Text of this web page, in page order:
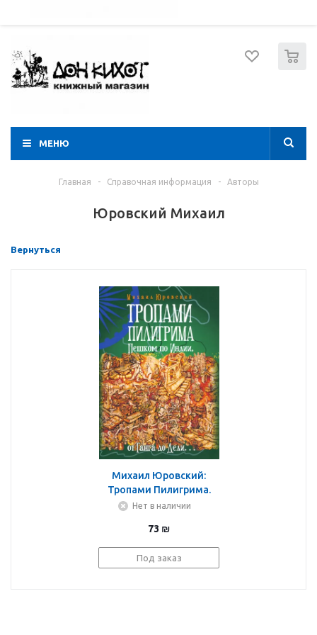
МЕНЮ
Главная - Справочная информация - Авторы
Юровский Михаил
Вернуться
Михаил Юровский:
Тропами Пилигрима.
Пешком по Индии, от
Нет в наличии
73 ₪
Под заказ